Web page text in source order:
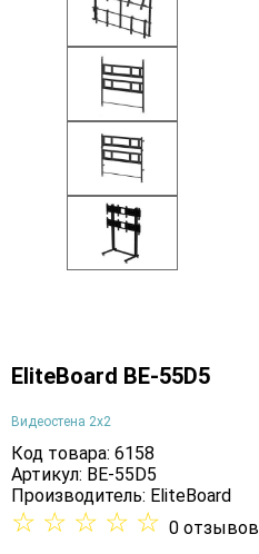
EliteBoard BE-55D5
Видеостена 2x2
Код товара: 6158
Артикул: BE-55D5
Производитель: EliteBoard
☆ ☆ ☆ ☆ ☆ 0 отзывов